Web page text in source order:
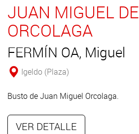
JUAN MIGUEL DE
ORCOLAGA
FERMÍN OA, Miguel
Igeldo (Plaza)
Busto de Juan Miguel Orcolaga.
VER DETALLE